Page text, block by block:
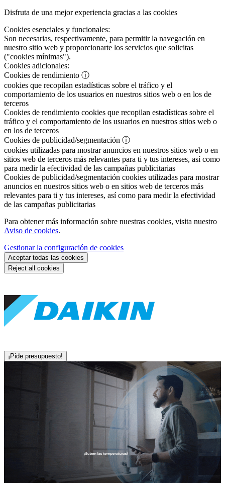
Disfruta de una mejor experiencia gracias a las cookies
Cookies esenciales y funcionales:
Son necesarias, respectivamente, para permitir la navegación en
nuestro sitio web y proporcionarte los servicios que solicitas
("cookies mínimas").
Cookies adicionales:
Cookies de rendimiento ⓘ
cookies que recopilan estadísticas sobre el tráfico y el
comportamiento de los usuarios en nuestros sitios web o en los de
terceros
Cookies de rendimiento cookies que recopilan estadísticas sobre el
tráfico y el comportamiento de los usuarios en nuestros sitios web o
en los de terceros
Cookies de publicidad/segmentación ⓘ
cookies utilizadas para mostrar anuncios en nuestros sitios web o en
sitios web de terceros más relevantes para ti y tus intereses, así como
para medir la efectividad de las campañas publicitarias
Cookies de publicidad/segmentación cookies utilizadas para mostrar
anuncios en nuestros sitios web o en sitios web de terceros más
relevantes para ti y tus intereses, así como para medir la efectividad
de las campañas publicitarias
Para obtener más información sobre nuestras cookies, visita nuestro
Aviso de cookies.
Gestionar la configuración de cookies
Aceptar todas las cookies
Reject all cookies
¡Pide presupuesto!